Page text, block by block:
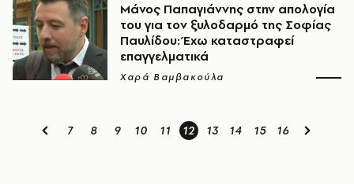
Μάνος Παπαγιάννης στην απολογία
του για τον ξυλοδαρμό της Σοφίας
Παυλίδου: Έχω καταστραφεί
επαγγελματικά
Χαρά Βαμβακούλα
7 8 9 10 11 12 13 14 15 16